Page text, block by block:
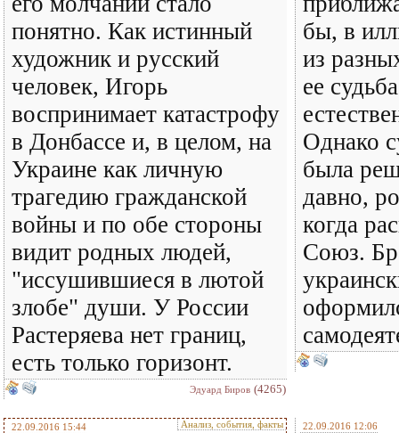
понятно. Как истинный
художник и русский
человек, Игорь
воспринимает катастрофу
в Донбассе и, в целом, на
Украине как личную
трагедию гражданской
войны и по обе стороны
видит родных людей,
"исcушившиеся в лютой
злобе" души. У России
Растеряева нет границ,
есть только горизонт.
Эдуард Биров (4265)
бы, в
из
ее
Однако
была
давно,
когда
Союз.
22.09.2016 15:44 Анализ, события, факты 22.09.2016 12:06